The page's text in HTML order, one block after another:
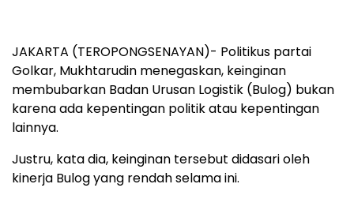
JAKARTA (TEROPONGSENAYAN)- Politikus partai
Golkar, Mukhtarudin menegaskan, keinginan
membubarkan Badan Urusan Logistik (Bulog) bukan
karena ada kepentingan politik atau kepentingan
lainnya.
Justru, kata dia, keinginan tersebut didasari oleh
kinerja Bulog yang rendah selama ini.